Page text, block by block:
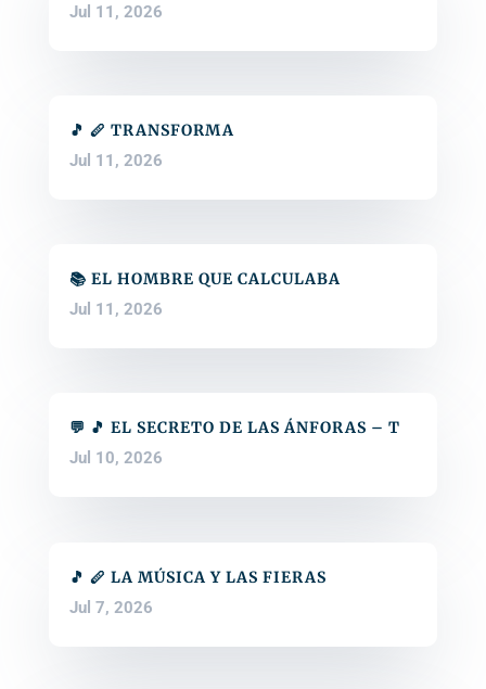
Jul 11, 2026
🎵 🪈 TRANSFORMA
Jul 11, 2026
📚 EL HOMBRE QUE CALCULABA
Jul 11, 2026
💬 🎵 EL SECRETO DE LAS ÁNFORAS – T
Jul 10, 2026
🎵 🪈 LA MÚSICA Y LAS FIERAS
Jul 7, 2026